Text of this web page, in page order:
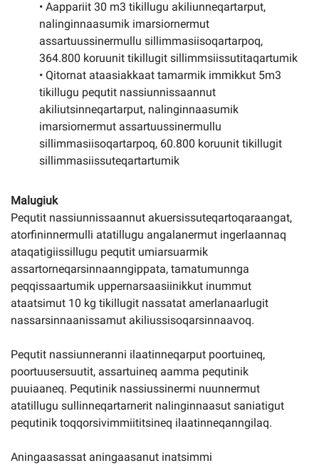
• Aappariit 30 m3 tikillugu akiliunneqartarput,
nalinginnaasumik imarsiornermut
assartuussinermullu sillimmasiisoqartarpoq,
364.800 koruunit tikillugit sillimmsiissutitaqartumik
• Qitornat ataasiakkaat tamarmik immikkut 5m3
tikillugu pequtit nassiunnissaannut
akiliutsinneqartarput, nalinginnaasumik
imarsiornermut assartuussinermullu
sillimmasiisoqartarpoq, 60.800 koruunit tikillugit
sillimmasiissuteqartartumik
Malugiuk
Pequtit nassiunnissaannut akuersissuteqartoqaraangat,
atorfininnermulli atatillugu angalanermut ingerlaannaq
ataqatigiissillugu pequtit umiarsuarmik
assartorneqarsinnaanngippata, tamatumunnga
peqqissaartumik uppernarsaasiinikkut inummut
ataatsimut 10 kg tikillugit nassatat amerlanaarlugit
nassarsinnaanissamut akiliussisoqarsinnaavoq.
Pequtit nassiunneranni ilaatinneqarput poortuineq,
poortuusersuutit, assartuineq aamma pequtinik
puuiaaneq. Pequtinik nassiussinermi nuunnermut
atatillugu sullinneqartarnerit nalinginnaasut saniatigut
pequtinik toqqorsivimmiititsineq ilaatinneqanngilaq.
Aningaasassat aningaasanut inatsimmi